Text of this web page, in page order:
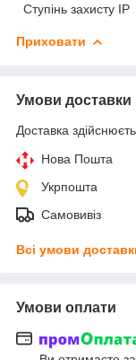
Ступінь захисту IP
Приховати
Умови доставки
Доставка
Нова Пошта
Укрпошта
Самовивіз
Всі умови
Умови оплати